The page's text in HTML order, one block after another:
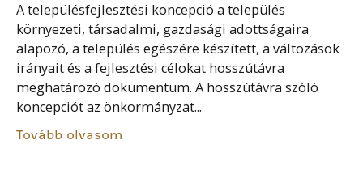
A településfejlesztési koncepció a település
környezeti, társadalmi, gazdasági adottságaira
alapozó, a település egészére készített, a változások
irányait és a fejlesztési célokat hosszútávra
meghatározó dokumentum. A hosszútávra szóló
koncepciót az önkormányzat...
Tovább olvasom